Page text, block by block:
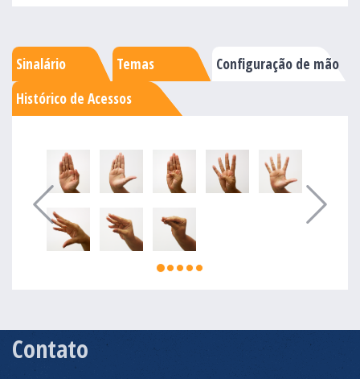
Sinalário Temas
Configuração de mão
Histórico de Acessos
Contato